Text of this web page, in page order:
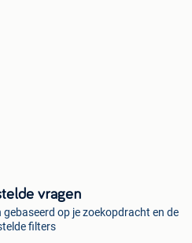
vragen
op je zoekopdracht en de
filters